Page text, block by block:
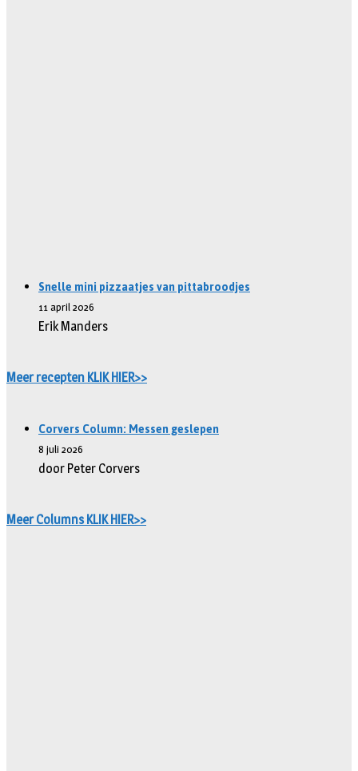
Snelle mini pizzaatjes van pittabroodjes
11 april 2026
Erik Manders
Meer recepten KLIK HIER>>
Corvers Column: Messen geslepen
8 juli 2026
door Peter Corvers
Meer Columns KLIK HIER>>